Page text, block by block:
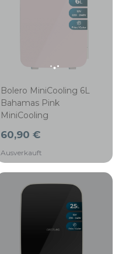
Bolero MiniCooling 6L
Bahamas Pink
MiniCooling
60,90 €
Ausverkauft